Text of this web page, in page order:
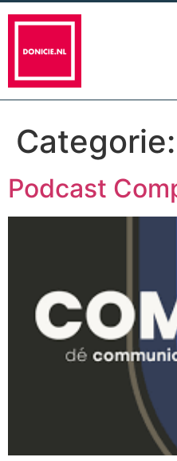
Categorie:
Podcast